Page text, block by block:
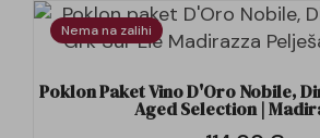
Poklon Paket Vino D'Oro Nobile,
Aged Selection |
Nema na zalihi